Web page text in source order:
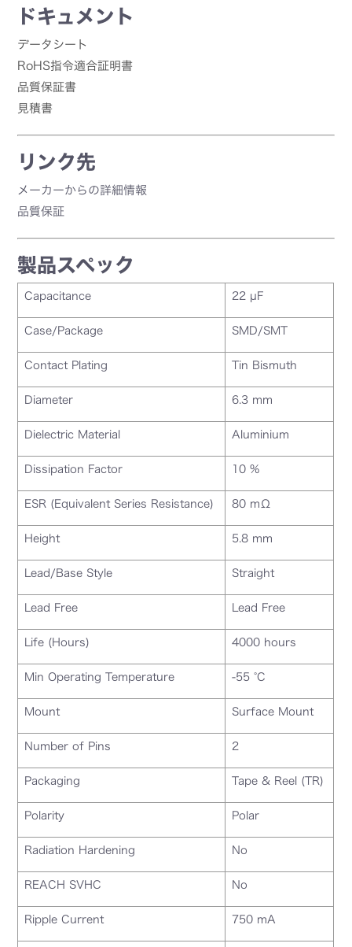
ドキュメント
データシート
RoHS指令適合証明書
品質保証書
見積書
リンク先
メーカーからの詳細情報
品質保証
製品スペック
Capacitance 22 µF
Case/Package SMD/SMT
Contact Plating Tin Bismuth
Diameter 6.3 mm
Dielectric Material Aluminium
Dissipation Factor 10 %
ESR (Equivalent Series Resistance) 80 mΩ
Height 5.8 mm
Lead/Base Style Straight
Lead Free Lead Free
Life (Hours) 4000 hours
Min Operating Temperature -55 °C
Mount Surface Mount
Number of Pins 2
Packaging Tape & Reel (TR)
Polarity Polar
Radiation Hardening No
REACH SVHC No
Ripple Current 750 mA